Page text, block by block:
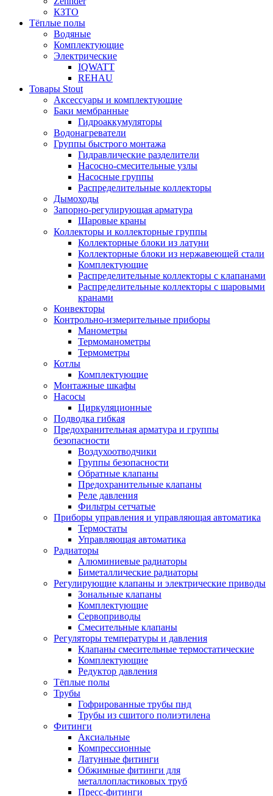
КЗТО
Тёплые полы
Водяные
Комплектующие
Электрические
IQWATT
REHAU
Товары Stout
Аксессуары и комплектующие
Баки мембранные
Гидроаккумуляторы
Водонагреватели
Группы быстрого монтажа
Гидравлические разделители
Насосно-смесительные узлы
Насосные группы
Распределительные коллекторы
Дымоходы
Запорно-регулирующая арматура
Шаровые краны
Коллекторы и коллекторные группы
Коллекторные блоки из латуни
Коллекторные блоки из нержавеющей стали
Комплектующие
Распределительные коллекторы с клапанами
Распределительные коллекторы с шаровыми
кранами
Конвекторы
Контрольно-измерительные приборы
Манометры
Термоманометры
Термометры
Котлы
Комплектующие
Монтажные шкафы
Насосы
Циркуляционные
Подводка гибкая
Предохранительная арматура и группы
безопасности
Воздухоотводчики
Группы безопасности
Обратные клапаны
Предохранительные клапаны
Реле давления
Фильтры сетчатые
Приборы управления и управляющая автоматика
Термостаты
Управляющая автоматика
Радиаторы
Алюминиевые радиаторы
Биметаллические радиаторы
Регулирующие клапаны и электрические приводы
Зональные клапаны
Комплектующие
Сервоприводы
Смесительные клапаны
Регуляторы температуры и давления
Клапаны смесительные термостатические
Комплектующие
Редуктор давления
Тёплые полы
Трубы
Гофрированные трубы пнд
Трубы из сшитого полиэтилена
Фитинги
Аксиальные
Компрессионные
Латунные фитинги
Обжимные фитинги для
металлопластиковых труб
Пресс-фитинги